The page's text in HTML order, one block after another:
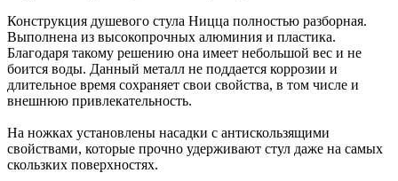
Конструкция душевого стула Ницца полностью разборная.
Выполнена из высокопрочных алюминия и пластика.
Благодаря такому решению она имеет небольшой вес и не
боится воды. Данный металл не поддается коррозии и
длительное время сохраняет свои свойства, в том числе и
внешнюю привлекательность.
На ножках установлены насадки с антискользящими
свойствами, которые прочно удерживают стул даже на самых
скользких поверхностях.